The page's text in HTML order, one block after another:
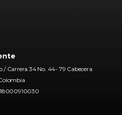
/ Carrera 34 No. 44- 79 Cabecera